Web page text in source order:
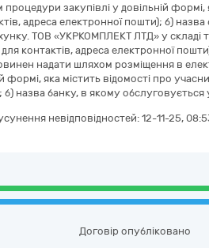
закупівлі у довільній формі,
адреса електронної пошти); б)
ТОВ «УКРКОМПЛЕКТ ЛТД» у складі
контактів, адреса електронної
надати шляхом розміщення в
формі, яка містить відомості про
б) назва банку, в якому
невідповідностей: 12-11-25,
Договір опубліковано